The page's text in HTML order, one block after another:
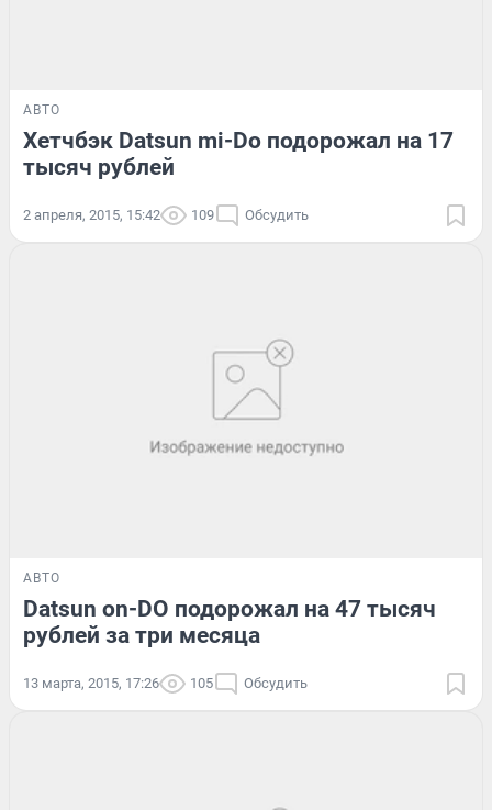
АВТО
Хетчбэк Datsun mi-Do подорожал на 17
тысяч рублей
2 апреля, 2015, 15:42 109 Обсудить
АВТО
Datsun on-DO подорожал на 47 тысяч
рублей за три месяца
13 марта, 2015, 17:26 105 Обсудить